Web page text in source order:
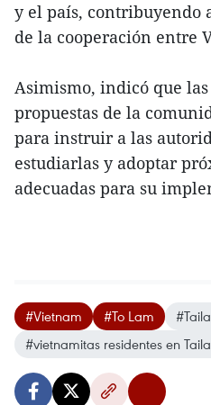
y el país, contribuyendo
de la cooperación entre
Asimismo, indicó que
propuestas de la
para instruir a las
estudiarlas y adoptar
adecuadas para su
#Vietnam #To Lam
#vietnamitas residentes en